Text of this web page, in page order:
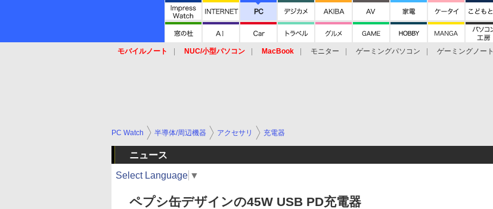
モバイルノート NUC/小型パソコン MacBook モニター ゲーミングパソコン ゲーミングノート
PC Watch 半導体/周辺機器 アクセサリ 充電器
ニュース
Select Language ▼
ペプシ缶デザインの45W USB PD充電器